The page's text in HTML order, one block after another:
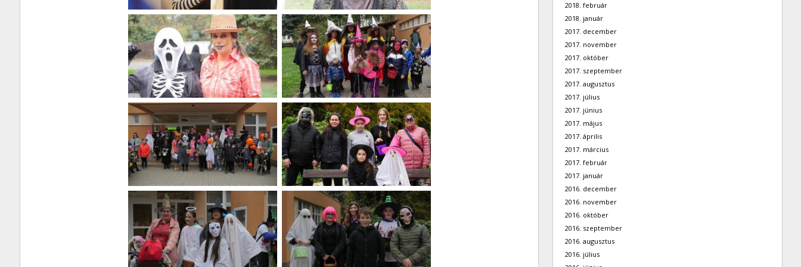
2018. február
2018. január
2017. december
2017. november
2017. október
2017. szeptember
2017. augusztus
2017. július
2017. június
2017. május
2017. április
2017. március
2017. február
2017. január
2016. december
2016. november
2016. október
2016. szeptember
2016. augusztus
2016. július